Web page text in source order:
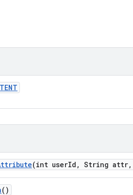
(int userId , String attr,
()